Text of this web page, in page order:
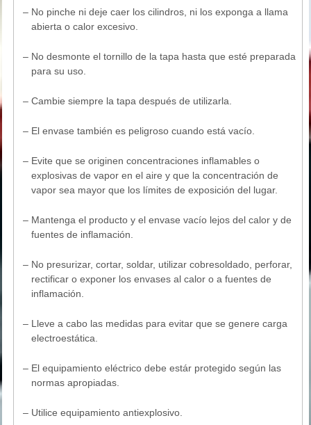
– No pinche ni deje caer los cilindros, ni los exponga a llama
abierta o calor excesivo.
– No desmonte el tornillo de la tapa hasta que esté preparada
para su uso.
– Cambie siempre la tapa después de utilizarla.
– El envase también es peligroso cuando está vacío.
– Evite que se originen concentraciones inflamables o
explosivas de vapor en el aire y que la concentración de
vapor sea mayor que los límites de exposición del lugar.
– Mantenga el producto y el envase vacío lejos del calor y de
fuentes de inflamación.
– No presurizar, cortar, soldar, utilizar cobresoldado, perforar,
rectificar o exponer los envases al calor o a fuentes de
inflamación.
– Lleve a cabo las medidas para evitar que se genere carga
electroestática.
– El equipamiento eléctrico debe estár protegido según las
normas apropiadas.
– Utilice equipamiento antiexplosivo.